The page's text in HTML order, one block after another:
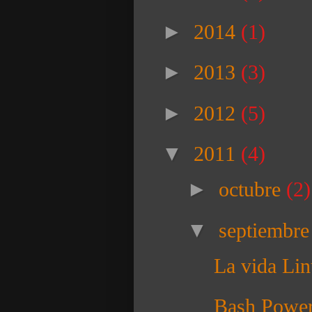
► 2014 (1)
► 2013 (3)
► 2012 (5)
▼ 2011 (4)
► octubre (2)
▼ septiembre
La vida
Bash